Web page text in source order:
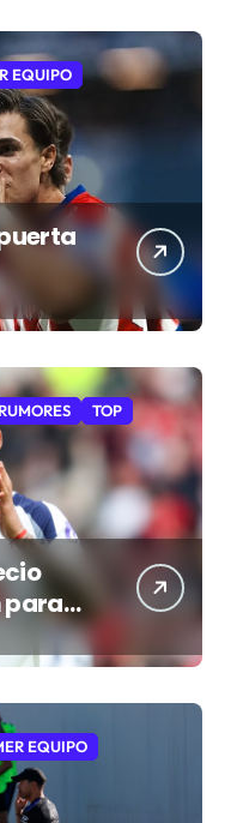
EQUIPO
RUMORES TOP
para
EQUIPO